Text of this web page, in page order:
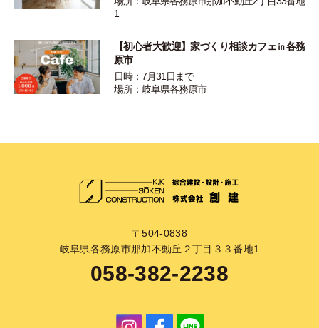
1
【初心者大歓迎】家づくり相談カフェ㏌各務
原市
日時：7月31日まで
場所：岐阜県各務原市
〒504-0838
岐阜県各務原市那加不動丘２丁目３３番地1
058-382-2238